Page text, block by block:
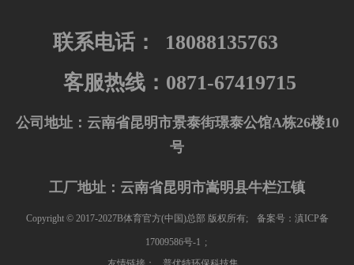
联系电话：
18088135763
客服热线：0871-67419715
公司地址：云南省昆明市景泰街璟泰公馆A栋26楼10
号
工厂地址：云南省昆明市嵩明县牛栏江镇
Copyright © 2017-2027B体育官方(中国)总部 版权所有; 备案号：滇ICP备
17009586号-1 ;